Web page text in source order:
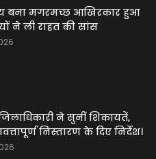
बना मगरमच्छ आखिरकार हुआ
ने ली राहत की सांस
ने सुनीं शिकायतें,
निस्तारण के दिए निर्देश।